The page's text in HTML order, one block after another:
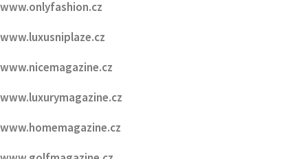
www.nicemagazine.cz
www.luxurymagazine.cz
www.homemagazine.cz
www.golfmagazine.cz
www.inspirovanikrasou.cz